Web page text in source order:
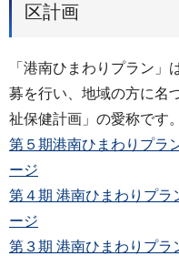
区計画
「港南ひまわりプラン
募を行い、地域の方に名
祉保健計画」の愛称です。
第５期港南ひまわりプラ
ージ
第４期 港南ひまわりプ
ージ
第３期 港南ひまわりプラ